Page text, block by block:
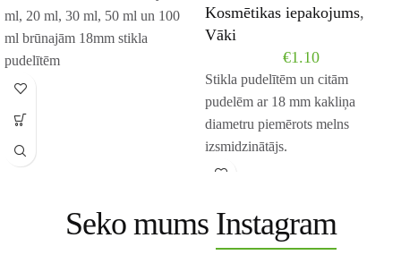
ml, 20 ml, 30 ml, 50 ml un 100
ml brūnajām 18mm stikla
pudelītēm
Kosmētikas iepakojums,
Vāki
€1.10
Stikla pudelītēm un citām
pudelēm ar 18 mm kakliņa
diametru piemērots melns
izsmidzinātājs.
Seko mums Instagram